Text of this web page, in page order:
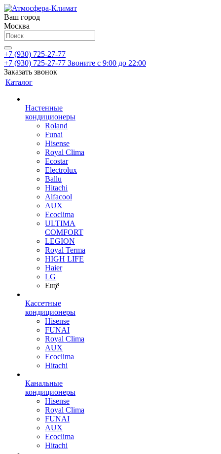
Ваш город
Москва
+7 (930) 725-27-77
+7 (930) 725-27-77 Звоните с 9:00 до 22:00
Заказать звонок
Каталог
Настенные
кондиционеры
Roland
Funai
Hisense
Royal Clima
Ecostar
Electrolux
Ballu
Hitachi
Alfacool
AUX
Ecoclima
ULTIMA
COMFORT
LEGION
Royal Terma
HIGH LIFE
Haier
LG
Ещё
Кассетные
кондиционеры
Hisense
FUNAI
Royal Clima
AUX
Ecoclima
Hitachi
Канальные
кондиционеры
Hisense
Royal Clima
FUNAI
AUX
Ecoclima
Hitachi